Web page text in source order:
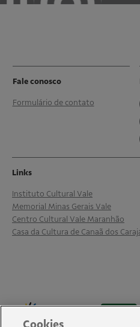
Fale conosco
Formulário de contato
Links
Instituto Cultural Vale
Memorial Minas Gerais Vale
Centro Cultural Vale Maranhão
Casa da Cultura de Canaã dos